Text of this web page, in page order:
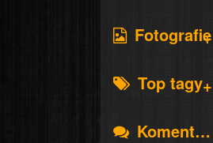
Fotografie
Top tagy
Komentáře